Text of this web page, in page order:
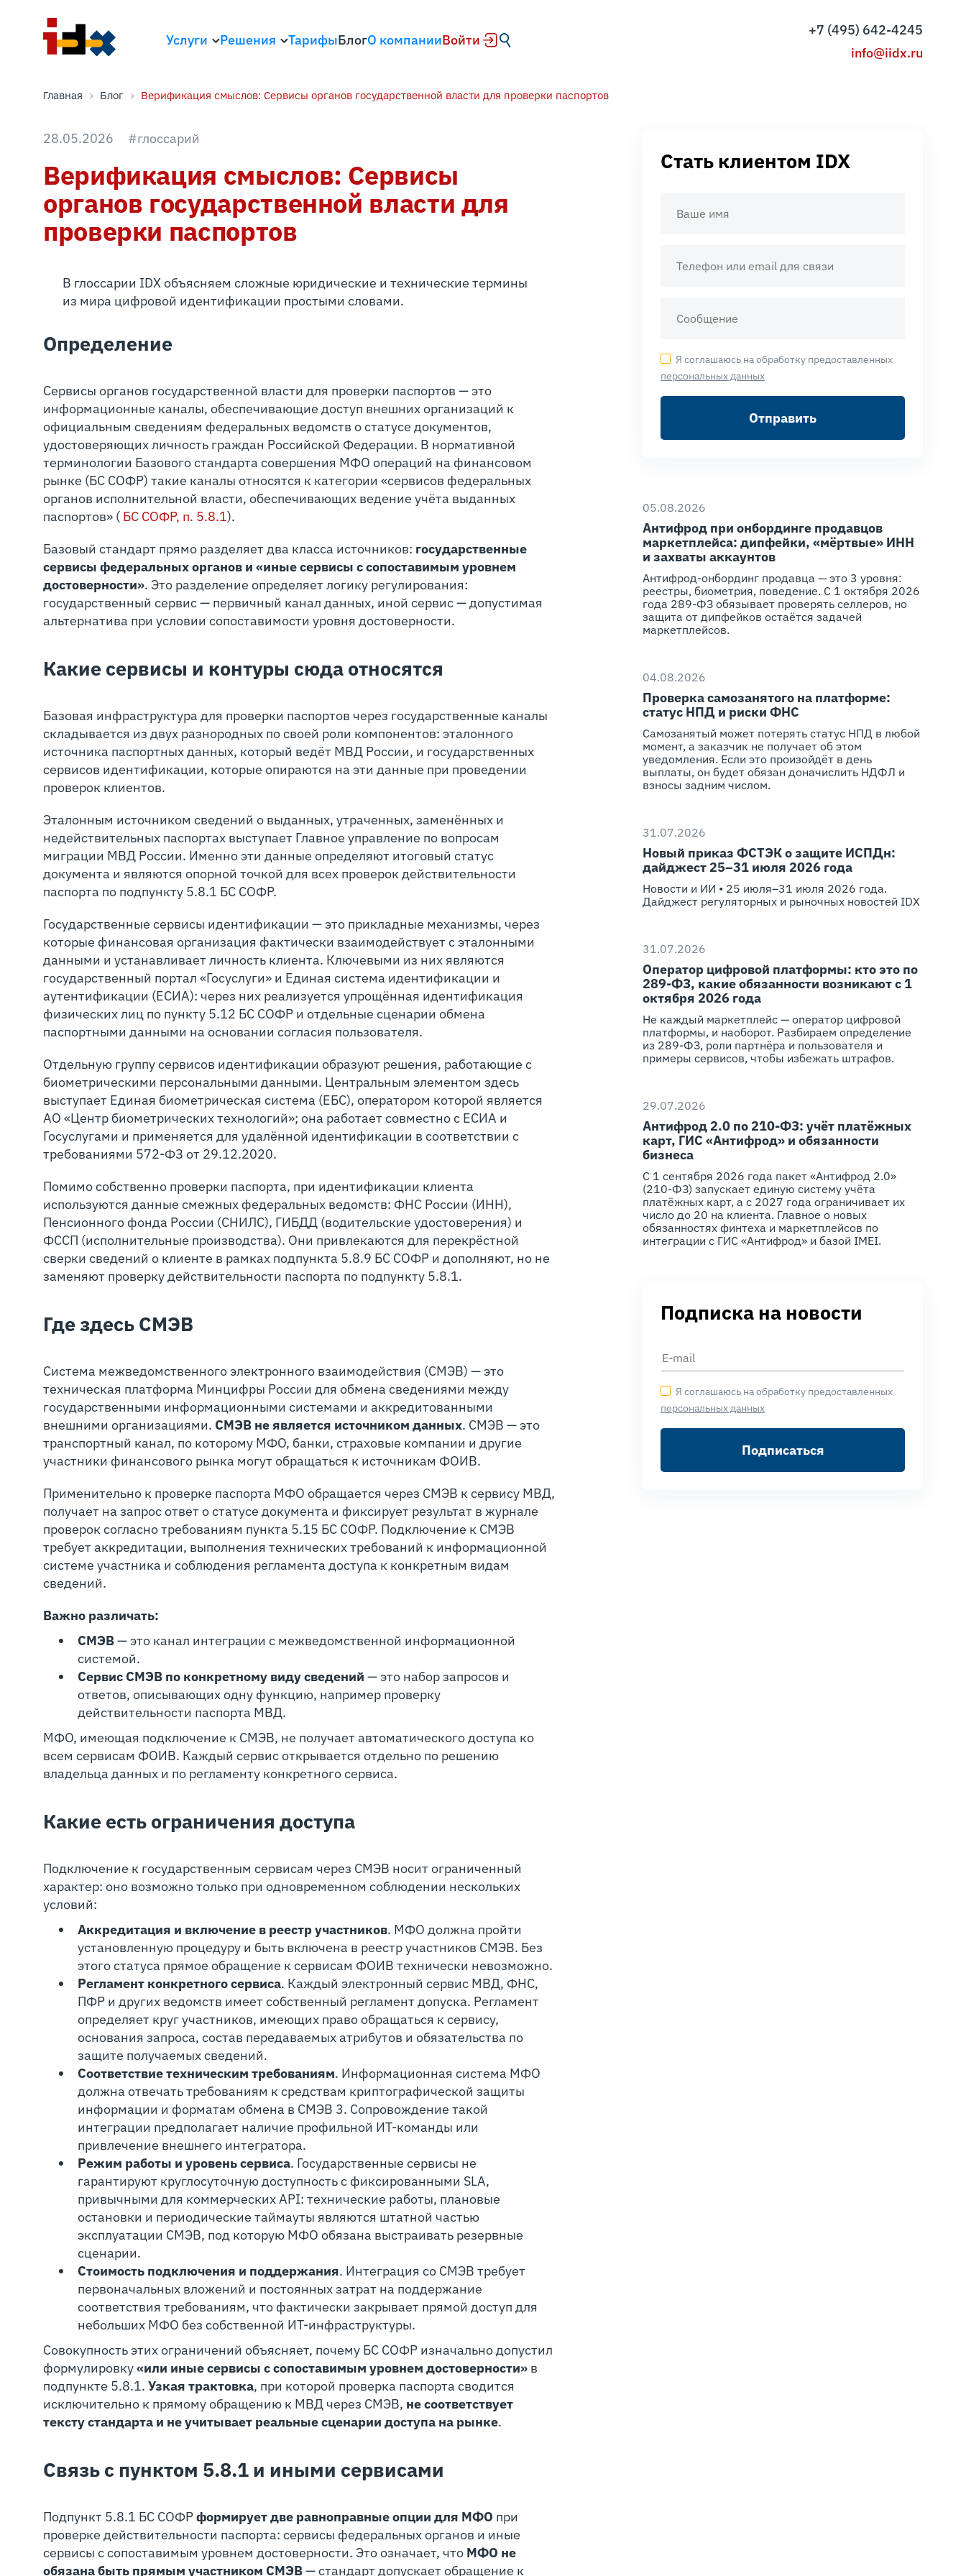
Услуги Решения ТарифыБлогО компанииВойти
+7 (495) 642-4245
info@iidx.ru
Главная Блог Верификация смыслов: Сервисы органов государственной власти для проверки паспортов
28.05.2026 #глоссарий
Верификация смыслов: Сервисы
органов государственной власти для
проверки паспортов
В глоссарии IDX объясняем сложные юридические и технические термины
из мира цифровой идентификации простыми словами.
Определение
Сервисы органов государственной власти для проверки паспортов — это
информационные каналы, обеспечивающие доступ внешних организаций к
официальным сведениям федеральных ведомств о статусе документов,
удостоверяющих личность граждан Российской Федерации. В нормативной
терминологии Базового стандарта совершения МФО операций на финансовом
рынке (БС СОФР) такие каналы относятся к категории «сервисов федеральных
органов исполнительной власти, обеспечивающих ведение учёта выданных
паспортов» ( БС СОФР, п. 5.8.1).
Базовый стандарт прямо разделяет два класса источников: государственные
сервисы федеральных органов и «иные сервисы с сопоставимым уровнем
достоверности». Это разделение определяет логику регулирования:
государственный сервис — первичный канал данных, иной сервис — допустимая
альтернатива при условии сопоставимости уровня достоверности.
Какие сервисы и контуры сюда относятся
Базовая инфраструктура для проверки паспортов через государственные каналы
складывается из двух разнородных по своей роли компонентов: эталонного
источника паспортных данных, который ведёт МВД России, и государственных
сервисов идентификации, которые опираются на эти данные при проведении
проверок клиентов.
Эталонным источником сведений о выданных, утраченных, заменённых и
недействительных паспортах выступает Главное управление по вопросам
миграции МВД России. Именно эти данные определяют итоговый статус
документа и являются опорной точкой для всех проверок действительности
паспорта по подпункту 5.8.1 БС СОФР.
Государственные сервисы идентификации — это прикладные механизмы, через
которые финансовая организация фактически взаимодействует с эталонными
данными и устанавливает личность клиента. Ключевыми из них являются
государственный портал «Госуслуги» и Единая система идентификации и
аутентификации (ЕСИА): через них реализуется упрощённая идентификация
физических лиц по пункту 5.12 БС СОФР и отдельные сценарии обмена
паспортными данными на основании согласия пользователя.
Отдельную группу сервисов идентификации образуют решения, работающие с
биометрическими персональными данными. Центральным элементом здесь
выступает Единая биометрическая система (ЕБС), оператором которой является
АО «Центр биометрических технологий»; она работает совместно с ЕСИА и
Госуслугами и применяется для удалённой идентификации в соответствии с
требованиями 572‑ФЗ от 29.12.2020.
Помимо собственно проверки паспорта, при идентификации клиента
используются данные смежных федеральных ведомств: ФНС России (ИНН),
Пенсионного фонда России (СНИЛС), ГИБДД (водительские удостоверения) и
ФССП (исполнительные производства). Они привлекаются для перекрёстной
сверки сведений о клиенте в рамках подпункта 5.8.9 БС СОФР и дополняют, но не
заменяют проверку действительности паспорта по подпункту 5.8.1.
Где здесь СМЭВ
Система межведомственного электронного взаимодействия (СМЭВ) — это
техническая платформа Минцифры России для обмена сведениями между
государственными информационными системами и аккредитованными
внешними организациями. СМЭВ не является источником данных. СМЭВ — это
транспортный канал, по которому МФО, банки, страховые компании и другие
участники финансового рынка могут обращаться к источникам ФОИВ.
Применительно к проверке паспорта МФО обращается через СМЭВ к сервису МВД,
получает на запрос ответ о статусе документа и фиксирует результат в журнале
проверок согласно требованиям пункта 5.15 БС СОФР. Подключение к СМЭВ
требует аккредитации, выполнения технических требований к информационной
системе участника и соблюдения регламента доступа к конкретным видам
сведений.
Важно различать:
СМЭВ— это канал интеграции с межведомственной информационной
системой.
Сервис СМЭВ по конкретному виду сведений — это набор запросов и
ответов, описывающих одну функцию, например проверку
действительности паспорта МВД.
МФО, имеющая подключение к СМЭВ, не получает автоматического доступа ко
всем сервисам ФОИВ. Каждый сервис открывается отдельно по решению
владельца данных и по регламенту конкретного сервиса.
Какие есть ограничения доступа
Подключение к государственным сервисам через СМЭВ носит ограниченный
характер: оно возможно только при одновременном соблюдении нескольких
условий:
Аккредитация и включение в реестр участников. МФО должна пройти
установленную процедуру и быть включена в реестр участников СМЭВ. Без
этого статуса прямое обращение к сервисам ФОИВ технически невозможно.
Регламент конкретного сервиса. Каждый электронный сервис МВД, ФНС,
ПФР и других ведомств имеет собственный регламент допуска. Регламент
определяет круг участников, имеющих право обращаться к сервису,
основания запроса, состав передаваемых атрибутов и обязательства по
защите получаемых сведений.
Соответствие техническим требованиям. Информационная система МФО
должна отвечать требованиям к средствам криптографической защиты
информации и форматам обмена в СМЭВ 3. Сопровождение такой
интеграции предполагает наличие профильной ИТ-команды или
привлечение внешнего интегратора.
Режим работы и уровень сервиса. Государственные сервисы не
гарантируют круглосуточную доступность с фиксированными SLA,
привычными для коммерческих API: технические работы, плановые
остановки и периодические таймауты являются штатной частью
эксплуатации СМЭВ, под которую МФО обязана выстраивать резервные
сценарии.
Стоимость подключения и поддержания. Интеграция со СМЭВ требует
первоначальных вложений и постоянных затрат на поддержание
соответствия требованиям, что фактически закрывает прямой доступ для
небольших МФО без собственной ИТ-инфраструктуры.
Совокупность этих ограничений объясняет, почему БС СОФР изначально допустил
формулировку«или иные сервисы с сопоставимым уровнем достоверности» в
подпункте 5.8.1. Узкая трактовка, при которой проверка паспорта сводится
исключительно к прямому обращению к МВД через СМЭВ, не соответствует
тексту стандарта и не учитывает реальные сценарии доступа на рынке.
Связь с пунктом 5.8.1 и иными сервисами
Подпункт 5.8.1 БС СОФРформирует две равноправные опции для МФО при
проверке действительности паспорта: сервисы федеральных органов и иные
сервисы с сопоставимым уровнем достоверности. Это означает, что МФО не
обязана быть прямым участником СМЭВ— стандарт допускает обращение к
Стать клиентом IDX
Я соглашаюсь на обработку предоставленных
персональных данных
Отправить
05.08.2026
Антифрод при онбординге продавцов
маркетплейса: дипфейки, «мёртвые» ИНН
и захваты аккаунтов
Антифрод-онбординг продавца — это 3 уровня:
реестры, биометрия, поведение. С 1 октября 2026
года 289-ФЗ обязывает проверять селлеров, но
защита от дипфейков остаётся задачей
маркетплейсов.
04.08.2026
Проверка самозанятого на платформе:
статус НПД и риски ФНС
Самозанятый может потерять статус НПД в любой
момент, а заказчик не получает об этом
уведомления. Если это произойдёт в день
выплаты, он будет обязан доначислить НДФЛ и
взносы задним числом.
31.07.2026
Новый приказ ФСТЭК о защите ИСПДн:
дайджест 25–31 июля 2026 года
Новости и ИИ • 25 июля–31 июля 2026 года.
Дайджест регуляторных и рыночных новостей IDX
31.07.2026
Оператор цифровой платформы: кто это по
289-ФЗ, какие обязанности возникают с 1
октября 2026 года
Не каждый маркетплейс — оператор цифровой
платформы, и наоборот. Разбираем определение
из 289-ФЗ, роли партнёра и пользователя и
примеры сервисов, чтобы избежать штрафов.
29.07.2026
Антифрод 2.0 по 210-ФЗ: учёт платёжных
карт, ГИС «Антифрод» и обязанности
бизнеса
С 1 сентября 2026 года пакет «Антифрод 2.0»
(210-ФЗ) запускает единую систему учёта
платёжных карт, а с 2027 года ограничивает их
число до 20 на клиента. Главное о новых
обязанностях финтеха и маркетплейсов по
интеграции с ГИС «Антифрод» и базой IMEI.
Подписка на новости
Я соглашаюсь на обработку предоставленных
персональных данных
Подписаться